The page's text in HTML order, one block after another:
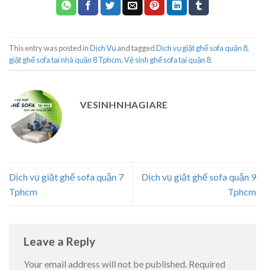
This entry was posted inDịch Vụand taggedDịch vụ giặt ghế sofa quận 8
giặt ghế sofa tại nhà quận 8 Tphcm Vệ sinh ghế sofa tại quận 8
VESINHNHAGIARE
Dịch vụ giặt ghế sofa quận 7
Tphcm
Dịch vụ giặt ghế sofa quận 9
Tphcm
Leave a Reply
Your email address will not be published. Required